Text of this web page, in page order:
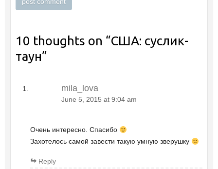
10 thoughts on “США: суслик-
таун”
mila_lova
June 5, 2015 at 9:04 am
Очень интересно. Спасибо
Захотелось самой завести такую умную зверушку
Reply